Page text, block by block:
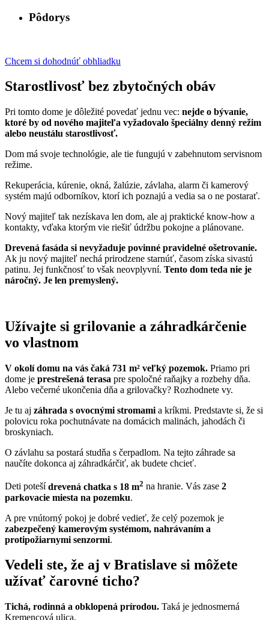
Pôdorys
Chcem si dohodnúť obhliadku
Starostlivosť bez zbytočných obáv
Pri tomto dome je dôležité povedať jednu vec: nejde o bývanie,
ktoré by od nového majiteľa vyžadovalo špeciálny denný režim
alebo neustálu starostlivosť.
Dom má svoje technológie, ale tie fungujú v zabehnutom servisnom
režime.
Rekuperácia, kúrenie, okná, žalúzie, závlaha, alarm či kamerový
systém majú odborníkov, ktorí ich poznajú a vedia sa o ne postarať.
Nový majiteľ tak nezískava len dom, ale aj praktické know-how a
kontakty, vďaka ktorým vie riešiť údržbu pokojne a plánovane.
Drevená fasáda si nevyžaduje povinné pravidelné ošetrovanie.
Ak ju nový majiteľ nechá prirodzene starnúť, časom získa sivastú
patinu. Jej funkčnosť to však neovplyvní. Tento dom teda nie je
náročný. Je len premyslený.
Užívajte si grilovanie a záhradkárčenie
vo vlastnom
V okolí domu na vás čaká 731 m² veľký pozemok. Priamo pri
dome je prestrešená terasa pre spoločné raňajky a rozbehy dňa.
Alebo večerné ukončenia dňa a grilovačky? Rozhodnete vy.
Je tu aj záhrada s ovocnými stromami a kríkmi. Predstavte si, že si
polovicu roka pochutnávate na domácich malinách, jahodách či
broskyniach.
O závlahu sa postará studňa s čerpadlom. Na tejto záhrade sa
naučíte dokonca aj záhradkárčiť, ak budete chcieť.
Deti poteší drevená chatka s 18 m2 na hranie. Vás zase 2
parkovacie miesta na pozemku.
A pre vnútorný pokoj je dobré vedieť, že celý pozemok je
zabezpečený kamerovým systémom, nahrávaním a
protipožiarnymi senzormi.
Vedeli ste, že aj v Bratislave si môžete
užívať čarovné ticho?
Tichá, rodinná a obklopená prírodou. Taká je jednosmerná
Kremencová ulica.